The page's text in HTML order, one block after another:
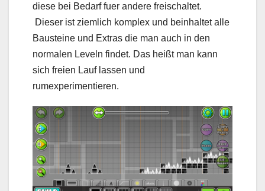
diese bei Bedarf fuer andere freischaltet.
Dieser ist ziemlich komplex und beinhaltet alle
Bausteine und Extras die man auch in den
normalen Leveln findet. Das heißt man kann
sich freien Lauf lassen und
rumexperimentieren.